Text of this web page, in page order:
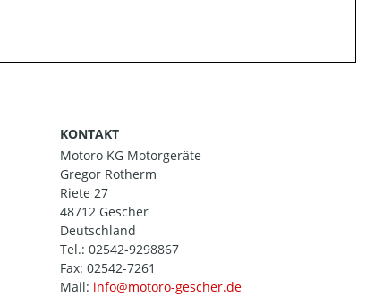
KONTAKT
Motoro KG Motorgeräte
Gregor Rotherm
Riete 27
48712 Gescher
Deutschland
Tel.: 02542-9298867
Fax: 02542-7261
Mail: